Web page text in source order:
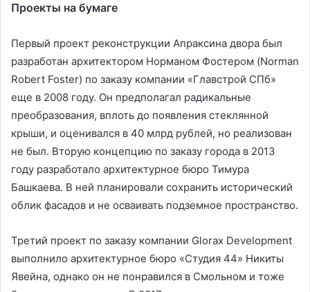
Проекты на бумаге
Первый проект реконструкции Апраксина двора был
разработан архитектором Норманом Фостером (Norman
Robert Foster) по заказу компании «Главстрой СПб»
еще в 2008 году. Он предполагал радикальные
преобразования, вплоть до появления стеклянной
крыши, и оценивался в 40 млрд рублей, но реализован
не был. Вторую концепцию по заказу города в 2013
году разработало архитектурное бюро Тимура
Башкаева. В ней планировали сохранить исторический
облик фасадов и не осваивать подземное пространство.
Третий проект по заказу компании Glorax Development
выполнило архитектурное бюро «Студия 44» Никиты
Явейна, однако он не понравился в Смольном и тоже